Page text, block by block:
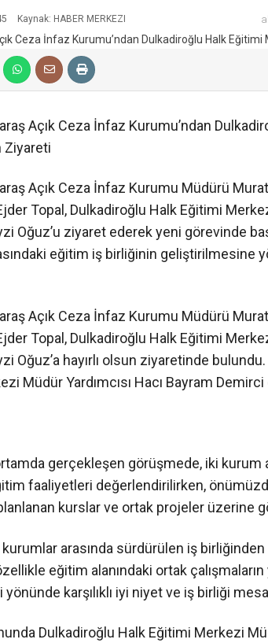
Kaynak: HABER MERKEZI
Açık Ceza İnfaz Kurumu’ndan
Ziyareti
Açık Ceza İnfaz Kurumu Müdürü
Topal, Dulkadiroğlu Halk Eğitimi
Oğuz’u ziyaret ederek yeni görevinde
eğitim iş birliğinin geliştirilmesine
Açık Ceza İnfaz Kurumu Müdürü
Topal, Dulkadiroğlu Halk Eğitimi
Oğuz’a hayırlı olsun ziyaretinde
Müdür Yardımcısı Hacı Bayram Demirci
gerçekleşen görüşmede, iki kurum
faaliyetleri değerlendirilirken,
kurslar ve ortak projeler üzerine
arasında sürdürülen iş
eğitim alanındaki ortak
karşılıklı iyi niyet ve iş birliği
Dulkadiroğlu Halk Eğitimi Merkezi